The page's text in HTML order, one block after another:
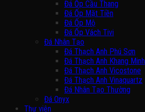
Đá Ốp Cầu Thang
Đá Ốp Mặt Tiền
Đá Ốp Mộ
Đá Ốp Vách Tivi
Đá Nhân Tạo
Đá Thạch Anh Phú Sơn
Đá Thạch Anh Khang Minh
Đá Thạch Anh Vicostone
Đá Thạch Anh Vinaquartz
Đá Nhân Tạo Thường
Đá Onyx
Thư viện